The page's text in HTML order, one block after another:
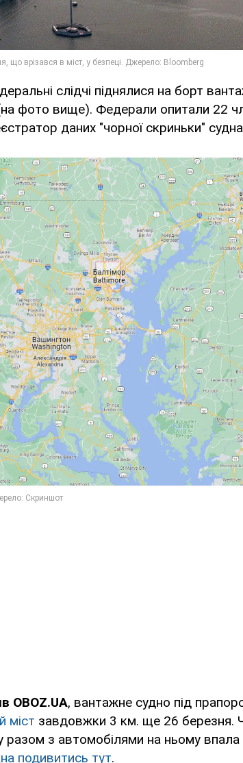
слідчі піднялися на борт
(на фото вище). Федерали опитали 22
даних "чорної скриньки"
OBOZ.UA, вантажне судно під
міст завдовжки 3 км. ще 26 березня.
разом з автомобілями на ньому впала
подивитись тут.